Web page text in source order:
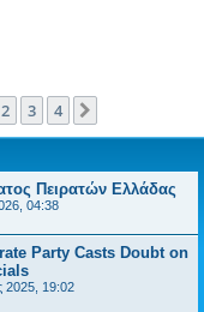
η
2 3 4
Πειρατών Ελλάδας
04:38
Party Casts Doubt on
2025, 19:02